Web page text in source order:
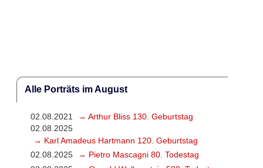
Alle Porträts im August
02.08.2021
→ Arthur Bliss 130. Geburtstag
02.08.2025
→ Karl Amadeus Hartmann 120. Geburtstag
02.08.2025
→ Pietro Mascagni 80. Todestag